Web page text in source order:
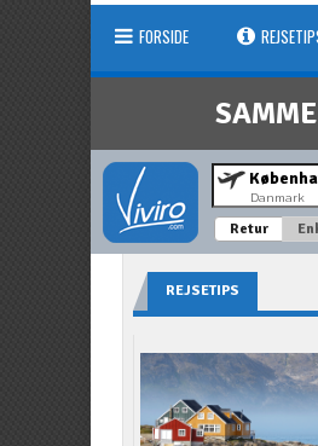
FORSIDE
Danmark
Retur
REJSETIPS